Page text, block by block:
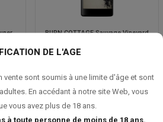
DE L'AGE
sont soumis à une limite d'âge et sont
En accédant à notre site Web, vous
vous avez plus de 18 ans.
à toute personne de moins de 18 ans.
BURN COTTAGE Sauvage Vineyard